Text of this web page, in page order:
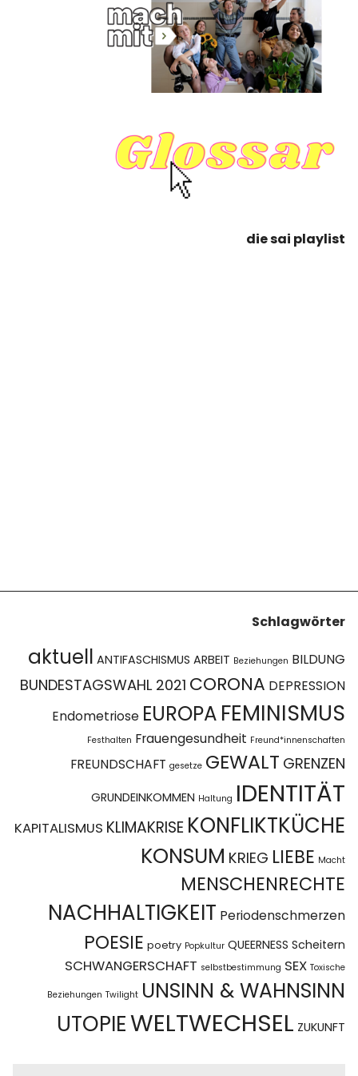
die sai playlist
Schlagwörter
aktuell ANTIFASCHISMUS ARBEIT Beziehungen BILDUNG
BUNDESTAGSWAHL 2021 CORONA DEPRESSION
Endometriose EUROPA FEMINISMUS
Festhalten Frauengesundheit Freund*innenschaften
FREUNDSCHAFT gesetze GEWALT GRENZEN
GRUNDEINKOMMEN Haltung IDENTITÄT
KAPITALISMUS KLIMAKRISE KONFLIKTKÜCHE
KONSUM KRIEG LIEBE Macht
MENSCHENRECHTE
NACHHALTIGKEIT Periodenschmerzen
POESIE poetry Popkultur QUEERNESS Scheitern
SCHWANGERSCHAFT selbstbestimmung SEX Toxische
Beziehungen Twilight UNSINN & WAHNSINN
UTOPIEWELTWECHSEL ZUKUNFT